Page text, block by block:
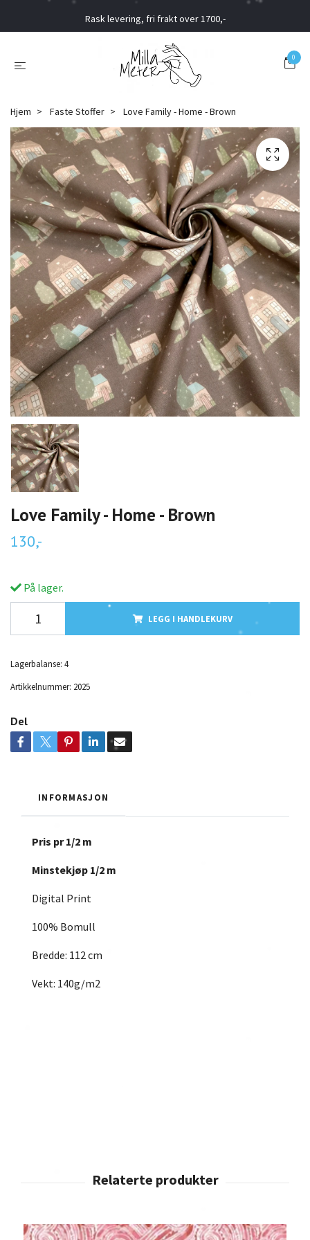
Rask levering, fri frakt over 1700,-
0
Hjem Faste Stoffer Love Family - Home - Brown
Love Family - Home - Brown
130,-
På lager.
LEGG I HANDLEKURV
Lagerbalanse: 4
Artikkelnummer: 2025
Del
INFORMASJON
Pris pr 1/2 m
Minstekjøp 1/2 m
Digital Print
100% Bomull
Bredde: 112 cm
Vekt: 140g/m2